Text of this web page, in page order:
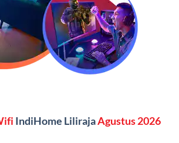
internet, komunikasi, dan hiburan
dalam satu paket.
& SMS semua operator, dan akses
IndiHome LilirajaAgustus 2026